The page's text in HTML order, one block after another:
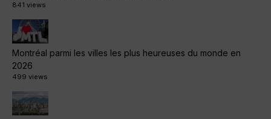
841 views
Montréal parmi les villes les plus heureuses du monde en
2026
499 views